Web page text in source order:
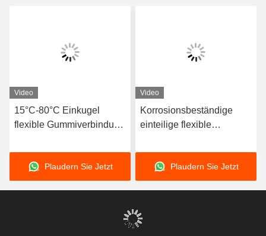
Video
15°C-80°C Einkugel
flexible Gummiverbindung
bietet lange Lebensdauer
und höhere Haltbarkeit
Plaudern Sie Jetzt
Video
Korrosionsbeständige
einteilige flexible
Flexibles Element
Geeignet für dynamische
Rohrsysteme, die eine
Plaudern Sie Jetzt